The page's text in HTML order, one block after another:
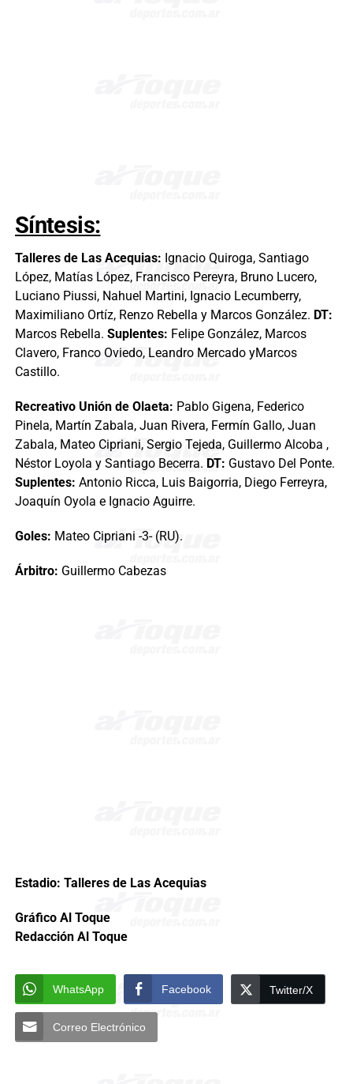
Síntesis:
Talleres de Las Acequias: Ignacio Quiroga, Santiago
López, Matías López, Francisco Pereyra, Bruno Lucero,
Luciano Piussi, Nahuel Martini, Ignacio Lecumberry,
Maximiliano Ortíz, Renzo Rebella y Marcos González. DT:
Marcos Rebella. Suplentes: Felipe González, Marcos
Clavero, Franco Oviedo, Leandro Mercado yMarcos
Castillo.
Recreativo Unión de Olaeta: Pablo Gigena, Federico
Pinela, Martín Zabala, Juan Rivera, Fermín Gallo, Juan
Zabala, Mateo Cipriani, Sergio Tejeda, Guillermo Alcoba ,
Néstor Loyola y Santiago Becerra. DT: Gustavo Del Ponte.
Suplentes: Antonio Ricca, Luis Baigorria, Diego Ferreyra,
Joaquín Oyola e Ignacio Aguirre.
Goles: Mateo Cipriani -3- (RU).
Árbitro: Guillermo Cabezas
Estadio: Talleres de Las Acequias
Gráfico Al Toque
Redacción Al Toque
WhatsApp Facebook Twitter/X
Correo Electrónico